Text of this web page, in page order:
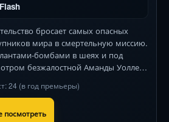
бросает самых опасных
мира в смертельную миссию.
бомбами в шеях и под
безжалостной Аманды Уоллер
24 (в год премьеры)
посмотреть